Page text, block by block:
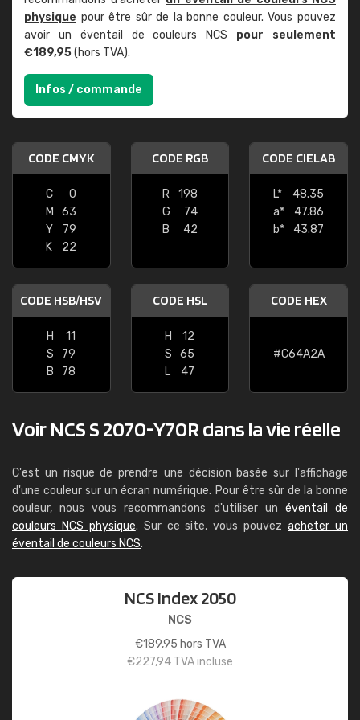
physique pour être sûr de la bonne couleur. Vous pouvez
avoir un éventail de couleurs NCS pour seulement
€189,95(hors TVA).
Infos / commande
CODE CMYK
C
0
M
63
Y
79
K
22
CODE RGB
R
198
G
74
B
42
CODE CIELAB
L*
48.35
a*
47.86
b*
43.87
CODE HSB/HSV
H
11
S
79
B
78
CODE HSL
H
12
S
65
L
47
CODE HEX
#C64A2A
Voir NCS S 2070-Y70R dans la vie réelle
C'est un risque de prendre une décision basée sur l'affichage
d'une couleur sur un écran numérique. Pour être sûr de la bonne
couleur, nous vous recommandons d'utiliser un éventail de
couleurs NCS physique. Sur ce site, vous pouvezacheter un
éventail de couleurs NCS.
NCS Index 2050
NCS
€189,95 hors TVA
€227,94 TVA incluse